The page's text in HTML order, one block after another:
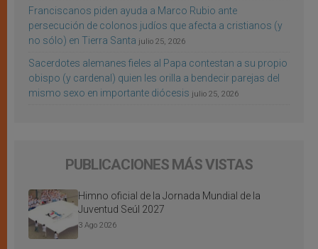
Franciscanos piden ayuda a Marco Rubio ante
persecución de colonos judíos que afecta a cristianos (y
no sólo) en Tierra Santa julio 25, 2026
Sacerdotes alemanes fieles al Papa contestan a su propio
obispo (y cardenal) quien les orilla a bendecir parejas del
mismo sexo en importante diócesis julio 25, 2026
PUBLICACIONES MÁS VISTAS
Himno oficial de la Jornada Mundial de la
Juventud Seúl 2027
3 Ago 2026